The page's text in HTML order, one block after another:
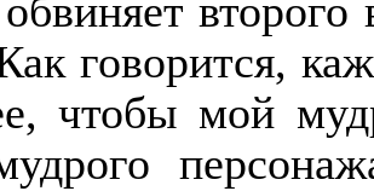
говорится,
чтобы мой